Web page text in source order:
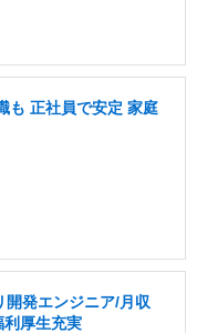
も 正社員で安定 家庭
開発エンジニア/月収
厚生充実